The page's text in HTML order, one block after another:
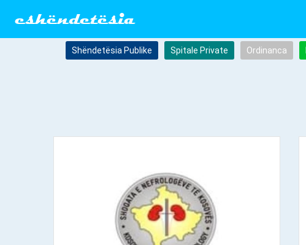
eshëndetësia
Shëndetësia Publike Spitale Private Ordinanca